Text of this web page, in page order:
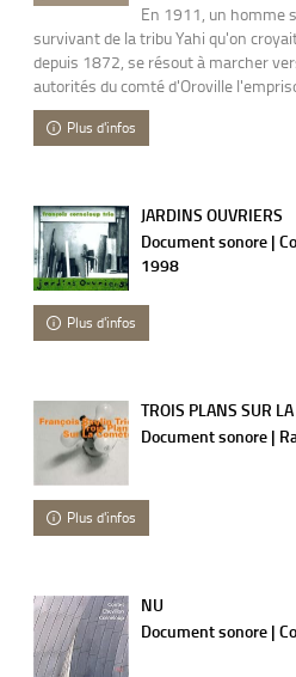
En 1911, un homme
survivant de la tribu Yahi qu'on
depuis 1872, se résout à marcher
autorités du comté d'Oroville
Plus d'infos
JARDINS OUVRIERS
Document sonore |
1998
Plus d'infos
TROIS PLANS SUR
Document sonore |
Plus d'infos
NU
Document sonore |